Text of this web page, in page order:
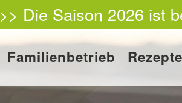
>> Die Saison 2026 ist
Familienbetrieb Rezepte